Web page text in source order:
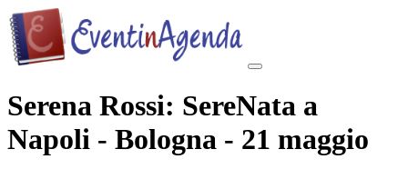
Serena Rossi: SereNata a
Napoli - Bologna - 21 maggio